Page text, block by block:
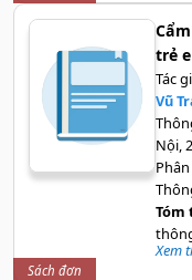
trẻ
Tác
Vũ
Nội,
Tóm
tiếng
Xem
Sách đơn